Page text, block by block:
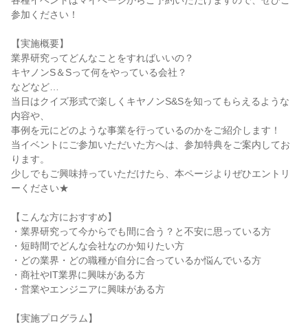
参加ください！
【実施概要】
業界研究ってどんなことをすればいいの？
キヤノンS＆Sって何をやっている会社？
などなど…
当日はクイズ形式で楽しくキヤノンS&Sを知ってもらえるような
内容や、
事例を元にどのような事業を行っているのかをご紹介します！
当イベントにご参加いただいた方へは、参加特典をご案内してお
ります。
少しでもご興味持っていただけたら、本ページよりぜひエントリ
ーください★
【こんな方におすすめ】
・業界研究って今からでも間に合う？と不安に思っている方
・短時間でどんな会社なのか知りたい方
・どの業界・どの職種が自分に合っているか悩んでいる方
・商社やIT業界に興味がある方
・営業やエンジニアに興味がある方
【実施プログラム】